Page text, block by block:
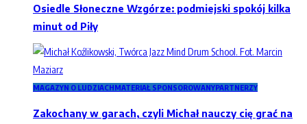
Osiedle Słoneczne Wzgórze: podmiejski spokój kilka
minut od Piły
MAGAZYN O LUDZIACHMATERIAŁ SPONSOROWANYPARTNERZY
Zakochany w garach, czyli Michał nauczy cię grać na